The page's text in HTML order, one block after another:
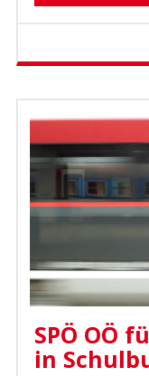
SPÖ OÖ
in